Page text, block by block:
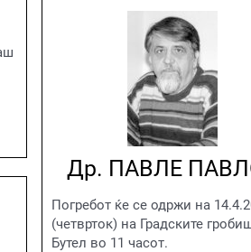
Др. ПАВЛЕ
Погребот ќе се одржи на
(четврток) на Градските
Бутел во 11 часот.